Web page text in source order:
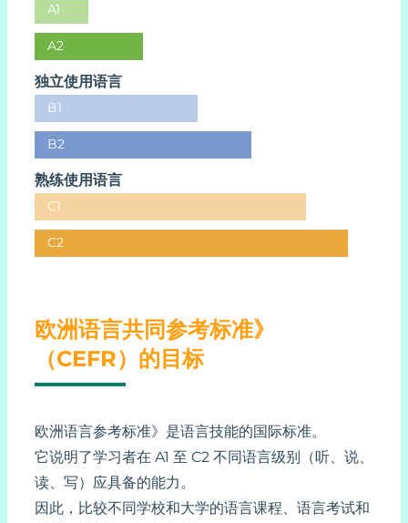
A1
A2
独立使用语言
B1
B2
熟练使用语言
C1
C2
欧洲语言共同参考标准》
（CEFR）的目标
欧洲语言参考标准》是语言技能的国际标准。
它说明了学习者在 A1 至 C2 不同语言级别（听、说、
读、写）应具备的能力。
因此，比较不同学校和大学的语言课程、语言考试和